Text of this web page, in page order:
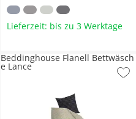
Lieferzeit: bis zu 3 Werktage
Beddinghouse Flanell Bettwäsch
e Lance